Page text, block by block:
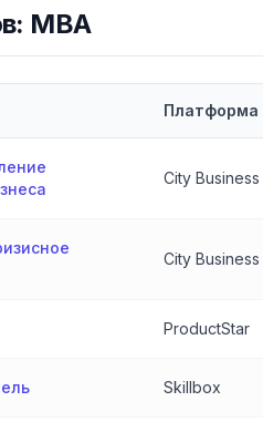
MBA
Платформа
City
City
ProductStar
Skillbox